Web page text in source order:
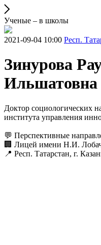
Ученые – в школы
2021-09-04 10:00 Респ.
Зинурова
Ильшатовна
Доктор социологических
института управления
💬 Перспективные
🏢 Лицей имени Н.И.
📍 Респ. Татарстан, г.